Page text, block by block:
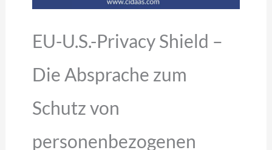
EU-U.S.-Privacy Shield –
Die Absprache zum
Schutz von
personenbezogenen